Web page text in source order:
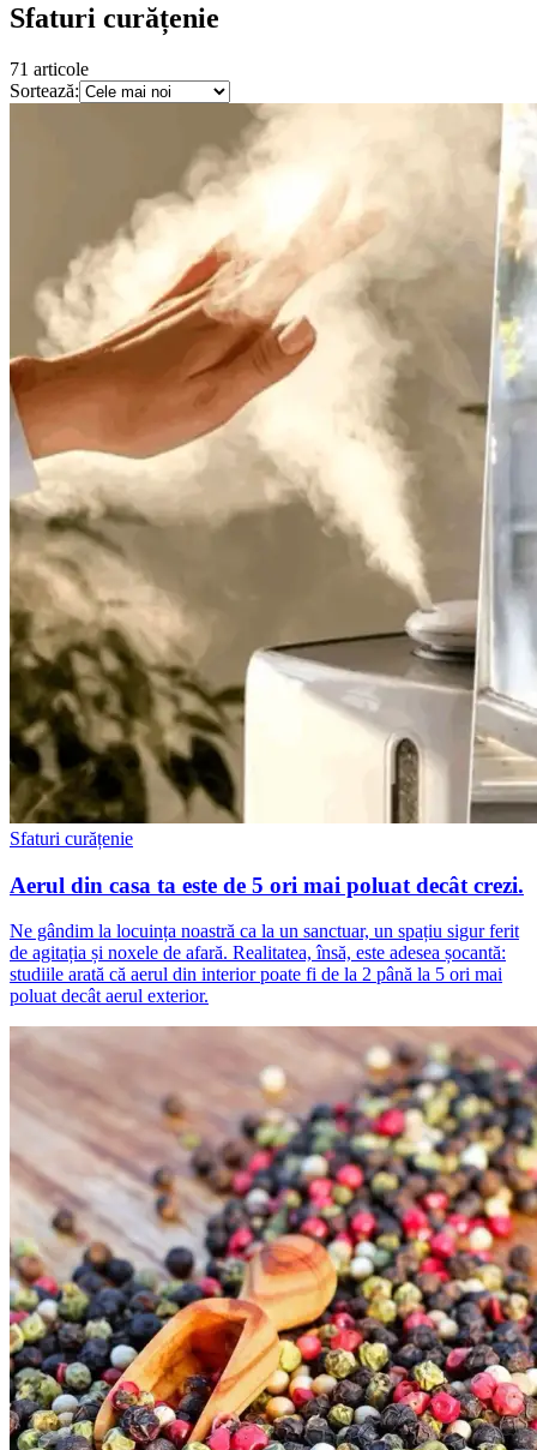
Sfaturi curățenie
71 articole
Sortează:
Sfaturi curățenie
Aerul din casa ta este de 5 ori mai poluat decât crezi.
Ne gândim la locuința noastră ca la un sanctuar, un spațiu sigur ferit
de agitația și noxele de afară. Realitatea, însă, este adesea șocantă:
studiile arată că aerul din interior poate fi de la 2 până la 5 ori mai
poluat decât aerul exterior.